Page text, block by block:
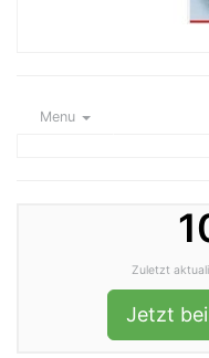
Menu
Zuletzt
Jetzt